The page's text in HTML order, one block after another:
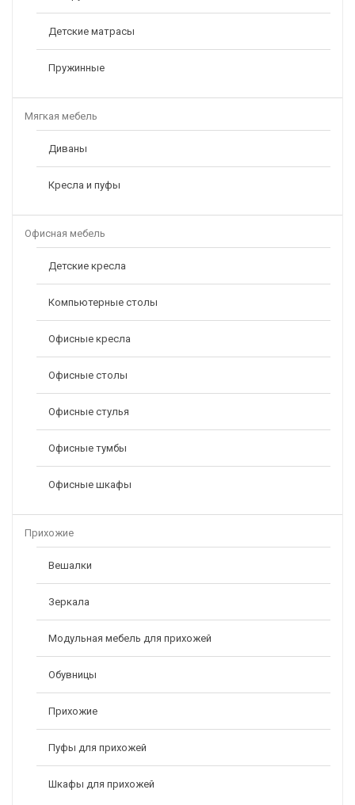
Детские матрасы
Пружинные
Мягкая мебель
Диваны
Кресла и пуфы
Офисная мебель
Детские кресла
Компьютерные столы
Офисные кресла
Офисные столы
Офисные стулья
Офисные тумбы
Офисные шкафы
Прихожие
Вешалки
Зеркала
Модульная мебель для прихожей
Обувницы
Прихожие
Пуфы для прихожей
Шкафы для прихожей